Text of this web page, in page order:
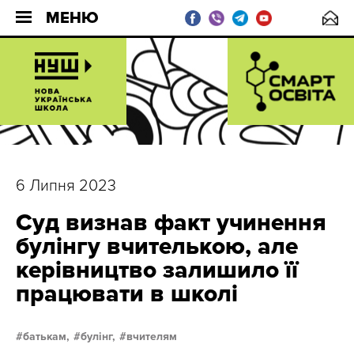
МЕНЮ
6 Липня 2023
Суд визнав факт учинення
булінгу вчителькою, але
керівництво залишило її
працювати в школі
батькам, булінг, вчителям